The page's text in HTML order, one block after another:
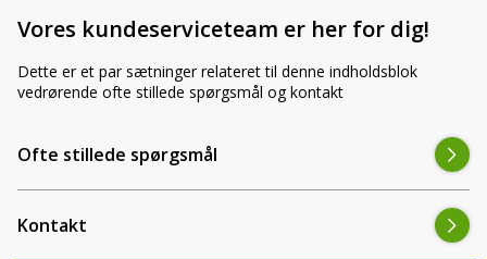
og landbrug
Agroled Blog
Kontakt-old
Stik, kabelbindere og relæer til traktor og
landbrug
Vores kundeserviceteam er her for dig!
Dette er et par sætninger relateret til denne indholdsblok
vedrørende ofte stillede spørgsmål og kontakt
Ofte stillede spørgsmål
Kontakt